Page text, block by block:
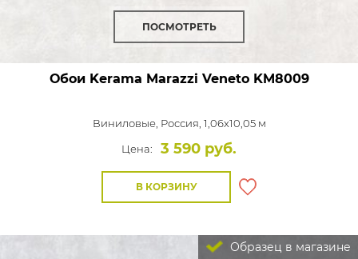
ПОСМОТРЕТЬ
Обои Kerama Marazzi VenetoKM8009
Виниловые, Россия, 1,06x10,05 м
Цена:
3 590 руб.
В КОРЗИНУ
Образец в магазине